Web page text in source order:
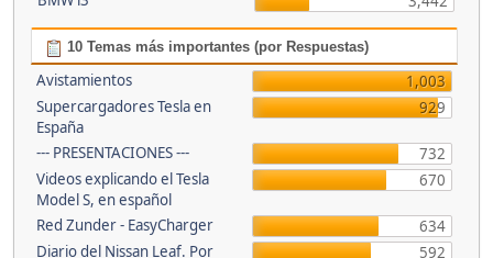
10 Temas más importantes (por Respuestas)
Avistamientos
1,003
Supercargadores Tesla en
España
929
--- PRESENTACIONES ---
732
Videos explicando el Tesla
Model S, en español
670
Red Zunder - EasyCharger
634
Diario del Nissan Leaf. Por
592